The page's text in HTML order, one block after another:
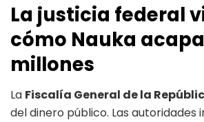
La justicia federal
cómo Nauka
millones
La Fiscalía General de la
del dinero público. Las autoridades